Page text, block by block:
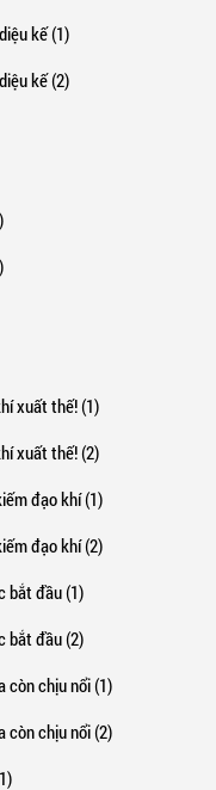
kế (1)
kế (2)
xuất thế! (1)
xuất thế! (2)
đạo khí (1)
đạo khí (2)
bắt đầu (1)
bắt đầu (2)
còn chịu nổi (1)
còn chịu nổi (2)